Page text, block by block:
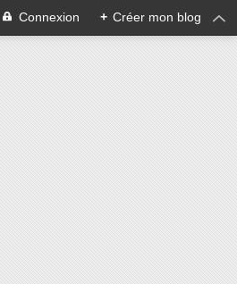
Connexion + Créer mon blog